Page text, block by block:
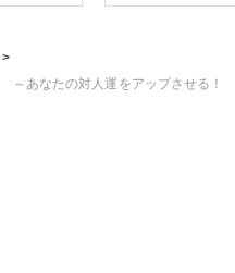
>
あなたの対人運をアップさせる！